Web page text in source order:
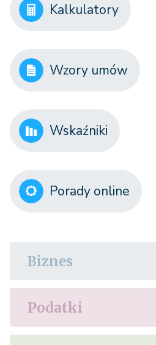
Kalkulatory
Wzory umów
Wskaźniki
Porady online
Biznes
Podatki